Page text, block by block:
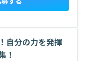
自分の力を発揮
！